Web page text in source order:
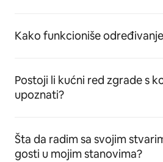
Kako funkcioniše
Postoji li kućni red zgrade s
upoznati?
Šta da radim sa svojim
gosti u mojim stanovima?